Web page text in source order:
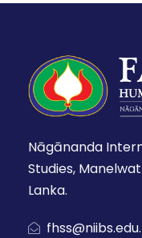
Nāgānanda
Studies,
Lanka.